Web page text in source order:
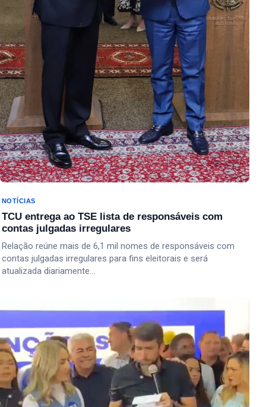
NOTÍCIAS
TCU entrega ao TSE lista de responsáveis com
contas julgadas irregulares
Relação reúne mais de 6,1 mil nomes de responsáveis com
contas julgadas irregulares para fins eleitorais e será
atualizada diariamente…